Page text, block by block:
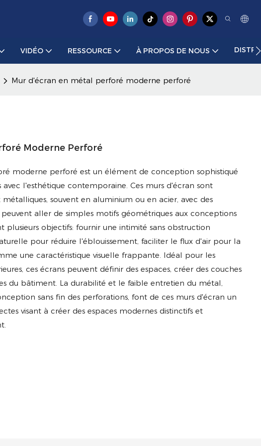
VIDÉO RESSOURCE À PROPOS DE NOUS
Mur d'écran en métal perforé moderne perforé
Moderne Perforé
moderne perforé est un élément de conception sophistiqué
l'esthétique contemporaine. Ces murs d'écran sont
souvent en aluminium ou en acier, avec des
aller de simples motifs géométriques aux conceptions
plusieurs objectifs: fournir une intimité sans obstruction
pour réduire l'éblouissement, faciliter le flux d'air pour la
une caractéristique visuelle frappante. Idéal pour les
ces écrans peuvent définir des espaces, créer des couches
du bâtiment. La durabilité et le faible entretien du métal,
sans fin des perforations, font de ces murs d'écran un
visant à créer des espaces modernes distinctifs et